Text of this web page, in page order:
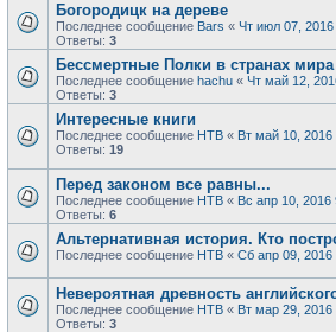
Богородицк на дереве
Последнее сообщение Bars « Чт июл 07, 2016
Ответы: 3
Бессмертные Полки в странах мира
Последнее сообщение hachu « Чт май 12,
Ответы: 3
Интересные книги
Последнее сообщение НТВ « Вт май 10, 2016
Ответы: 19
Перед законом все равны...
Последнее сообщение НТВ « Вс апр 10, 2016
Ответы: 6
Альтернативная история. Кто
Последнее сообщение НТВ « Сб апр 09, 2016
Невероятная древность
Последнее сообщение НТВ « Вт мар 29, 2016
Ответы: 3